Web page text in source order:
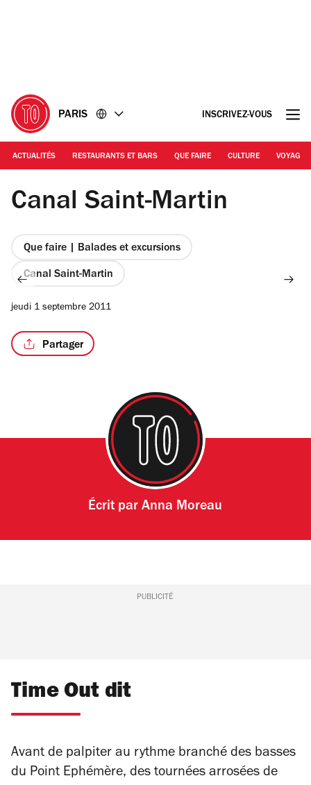
PARIS INSCRIVEZ-VOUS
ACTUALITÉS RESTAURANTS ET BARS QUE FAIRE CULTURE VOYAGE
Time Out | Along the Canal St Martin
Canal Saint-Martin
Que faire | Balades et excursions
Canal Saint-Martin
jeudi 1 septembre 2011
Partager
Écrit parAnna Moreau
PUBLICITÉ
Time Out dit
Avant de palpiter au rythme branché des basses
du Point Ephémère, des tournées arrosées de